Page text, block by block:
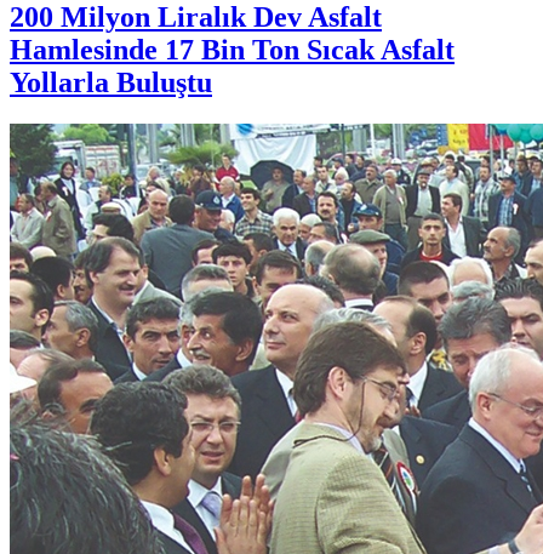
200 Milyon Liralık Dev Asfalt
Hamlesinde 17 Bin Ton Sıcak Asfalt
Yollarla Buluştu